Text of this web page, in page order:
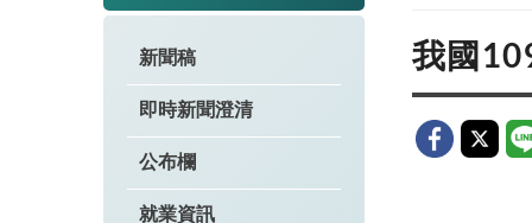
新聞稿
即時新聞澄清
公布欄
就業資訊
我國